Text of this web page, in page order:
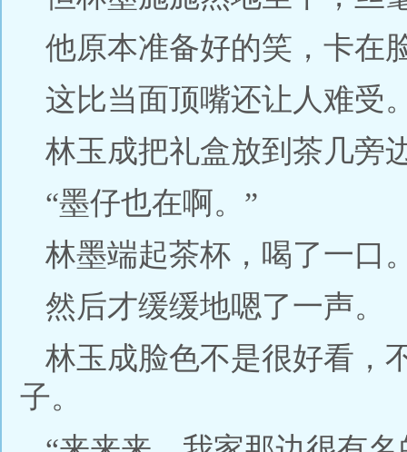
他原本准备好的笑，卡在
这比当面顶嘴还让人难受
林玉成把礼盒放到茶几旁
“墨仔也在啊。”
林墨端起茶杯，喝了一口
然后才缓缓地嗯了一声。
林玉成脸色不是很好看，
子。